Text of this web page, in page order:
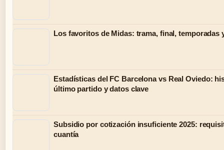
Los favoritos de Midas: trama, final, temporadas
Estadísticas del FC Barcelona vs Real Oviedo:
último partido y datos clave
Subsidio por cotización insuficiente 2025:
cuantía